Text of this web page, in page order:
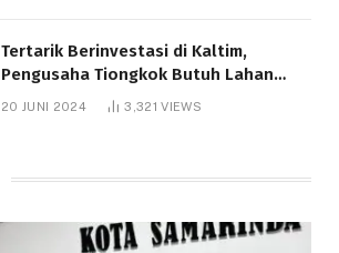
Tertarik Berinvestasi di Kaltim,
Pengusaha Tiongkok Butuh Lahan
20 JUNI 2024 3,321VIEWS